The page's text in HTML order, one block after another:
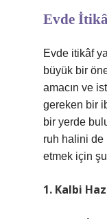
Evde
Evde itikâf
büyük bir
amacın ve
gereken bir
bir yerde
ruh halini de
etmek için
1. Kalbi